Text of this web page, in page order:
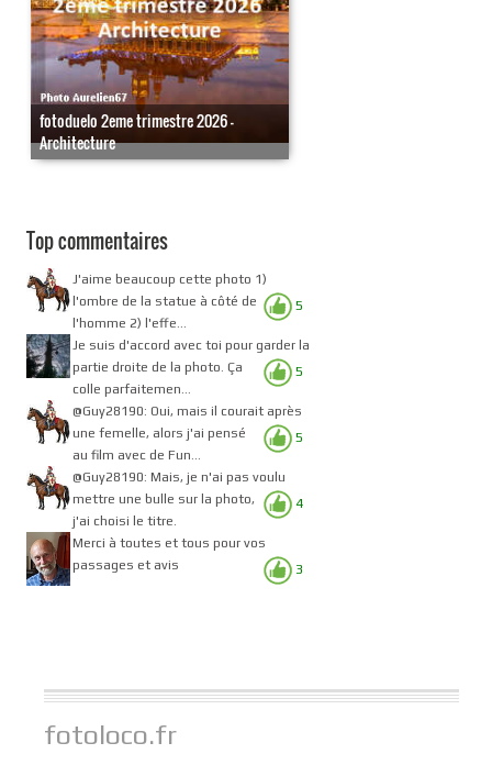
fotoduelo 2eme trimestre 2026 -
Architecture
Top commentaires
5
J'aime beaucoup cette photo 1)
l'ombre de la statue à côté de
l'homme 2) l'effe...
5
Je suis d'accord avec toi pour garder la
partie droite de la photo. Ça
colle parfaitemen...
5
@Guy28190: Oui, mais il courait après
une femelle, alors j'ai pensé
au film avec de Fun...
4
@Guy28190: Mais, je n'ai pas voulu
mettre une bulle sur la photo,
j'ai choisi le titre.
3
Merci à toutes et tous pour vos
passages et avis
fotoloco.fr